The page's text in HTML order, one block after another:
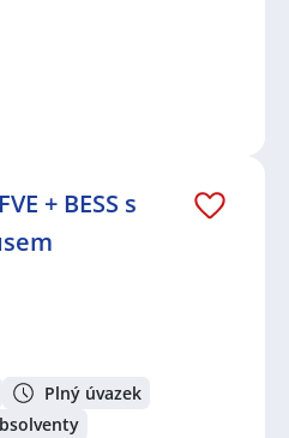
+ BESS s
Plný úvazek